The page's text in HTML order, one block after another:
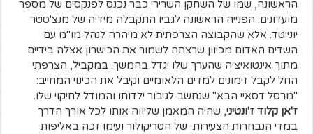
הראשונה, שמו של השחקן השרירי כבר נכנס לפנקסים של מספר
מועדונים. הפנייה הראשונה לגביו התקבלה מידיה של מנצ'סטר
יונייטד. אלא שהקבוצה הצרפתית לא מיהרה לנהל מו"מ עם
השדים האדום מכיוון שרצתה לשמור את הכישרון אצלה בידיים
מתוך אינטואיציה שהערך שלו יגדל בהמשך. במקביל, הצרפתי
החל לקבל זימונים למדים הלאומיים וקיבל את הכינוי המחייב:
"מרסל דסאיי הבא" שנחשב לגיבור ילדותו והמודל לחיקוי שלו.
ז'אן קלוד ז'ונטיני, שהיה המאמן שליווה אותו לכל אורך הדרך
במדי הנבחרות הצעירות של הטריקולור ועימו זכה באליפות